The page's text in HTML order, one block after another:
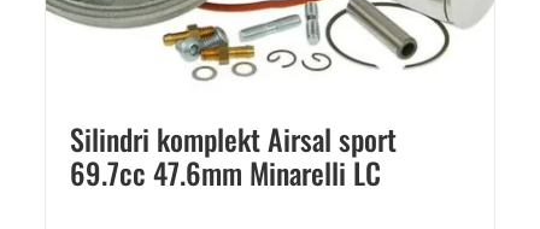
Silindri komplekt Airsal sport
69.7cc 47.6mm Minarelli LC